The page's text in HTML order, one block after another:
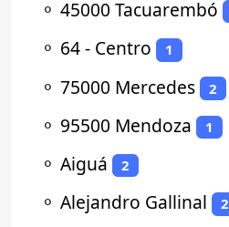
⚬ 45000 Tacuarembó
⚬ 64 - Centro 1
⚬ 75000 Mercedes 2
⚬ 95500 Mendoza 1
⚬ Aiguá 2
⚬ Alejandro Gallinal 2